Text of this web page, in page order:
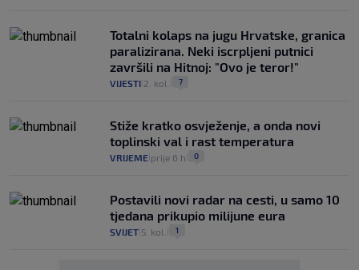
Totalni kolaps na jugu Hrvatske, granica
paralizirana. Neki iscrpljeni putnici
završili na Hitnoj: "Ovo je teror!"
VIJESTI 2. kol. 7
Stiže kratko osvježenje, a onda novi
toplinski val i rast temperatura
VRIJEME prije 6 h 0
Postavili novi radar na cesti, u samo 10
tjedana prikupio milijune eura
SVIJET 5. kol. 1